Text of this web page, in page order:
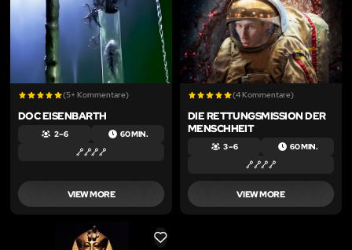
(5+ Kommentare)
DOC EISENBARTH
2 – 6 60 MIN.
VIEW MORE
(4 Kommentare)
DIE RETTUNGSMISSION DER
MENSCHHEIT
3 – 6 60 MIN.
VIEW MORE
LIKE